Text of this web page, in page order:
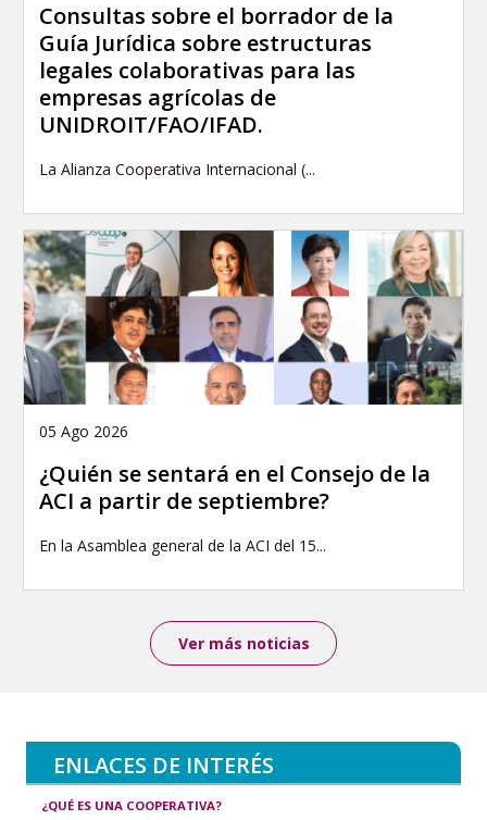
Consultas sobre el borrador de la
Guía Jurídica sobre estructuras
legales colaborativas para las
empresas agrícolas de
UNIDROIT/FAO/IFAD.
La Alianza Cooperativa Internacional (...
05 Ago 2026
¿Quién se sentará en el Consejo de la
ACI a partir de septiembre?
En la Asamblea general de la ACI del 15...
Ver más noticias
ENLACES DE INTERÉS
¿QUÉ ES UNA COOPERATIVA?